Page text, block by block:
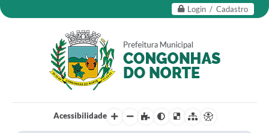
Login / Cadastro
Acessibilidade